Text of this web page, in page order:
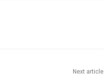
Next article